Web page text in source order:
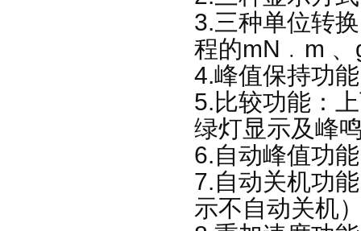
3.三种单位转
程的mN﹒m
4.峰值保持功
5.比较功能：
绿灯显示及峰
6.自动峰值功
7.自动关机功
示不自动关机